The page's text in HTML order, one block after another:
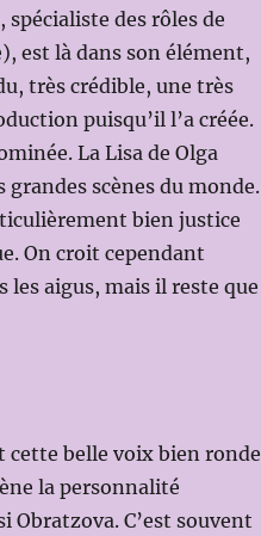
des rôles de
est là dans son élément,
très crédible, une très
puisqu’il l’a créée.
La Lisa de Olga
scènes du monde.
bien justice
On croit cependant
les aigus, mais il reste que
cette belle voix bien ronde
la personnalité
Obratzova. C’est souvent